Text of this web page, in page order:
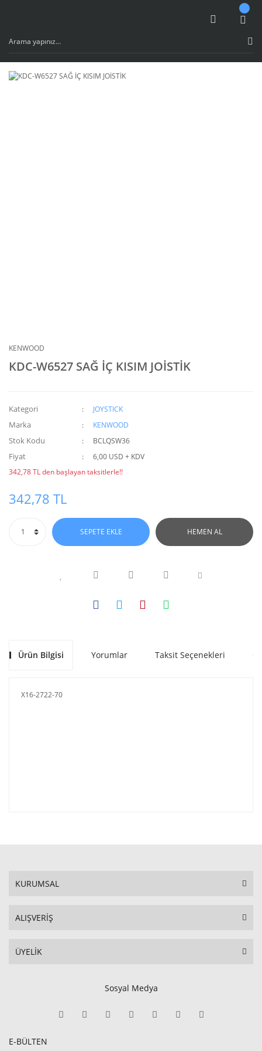
KENWOOD
KDC-W6527 SAĞ İÇ KISIM JOİSTİK
Kategori JOYSTICK
Marka KENWOOD
Stok Kodu BCLQSW36
Fiyat
6,00 USD + KDV
342,78 TL den başlayan taksitlerle!!
342,78 TL
SEPETE EKLE HEMEN AL
Ürün Bilgisi Yorumlar Taksit Seçenekleri
X16-2722-70
KURUMSAL
ALIŞVERİŞ
ÜYELİK
Sosyal Medya
E-BÜLTEN